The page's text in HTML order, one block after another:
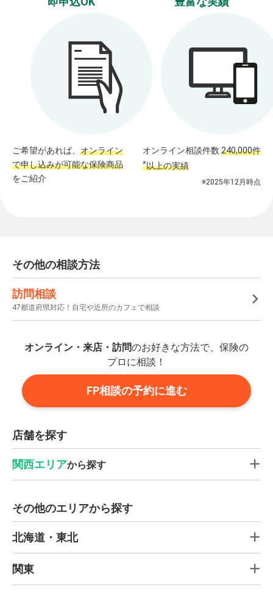
ご希望があれば、 オンライン
で申し込みが可能な保険商品
をご紹介
オンライン相談件数 240,000件
※以上の実績
※2025年12月時点
その他の相談方法
訪問相談
47都道府県対応！自宅や近所のカフェで相談
オンライン・来店・訪問のお好きな方法で、保険の
プロに相談！
FP相談の予約に進む
店舗を探す
関西エリアから探す
その他のエリアから探す
北海道・東北
関東